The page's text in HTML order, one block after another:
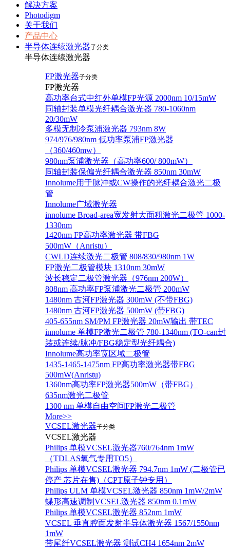
解决方案
Photodigm
关于我们
产品中心
半导体连续激光器子分类
半导体连续激光器
FP激光器子分类
FP激光器
高功率台式中红外单模FP光源 2000nm 10/15mW
同轴封装单模光纤耦合激光器 780-1060nm
20/30mW
多模无制冷泵浦激光器 793nm 8W
974/976/980nm 低功率泵浦FP激光器
（360/460mw）
980nm泵浦激光器（高功率600/ 800mW）
同轴封装保偏光纤耦合激光器 850nm 30mW
Innolume用于脉冲或CW操作的光纤耦合激光二极
管
Innolume广域激光器
innolume Broad-area宽发射大面积激光二极管 1000-
1330nm
1420nm FP高功率激光器 带FBG
500mW（Anristu）
CWLD连续激光二极管 808/830/980nm 1W
FP激光二极管模块 1310nm 30mW
波长稳定二极管激光器（976nm 200W）
808nm 高功率FP泵浦激光二极管 200mW
1480nm 古河FP激光器 300mW (不带FBG)
1480nm 古河FP激光器 500mW (带FBG)
405-655nm SM/PM FP激光器 20mW输出 带TEC
innolume 单模FP激光二极管 780-1340nm (TO-can封
装或连续/脉冲/FBG稳定型光纤耦合)
Innolume高功率宽区域二极管
1435-1465-1475nm FP高功率激光器带FBG
500mW(Anristu)
1360nm高功率FP激光器500mW（带FBG）
635nm激光二极管
1300 nm 单模自由空间FP激光二极管
More>>
VCSEL激光器子分类
VCSEL激光器
Philips 单模VCSEL激光器760/764nm 1mW
（TDLAS氧气专用TO5）
Philips 单模VCSEL激光器 794.7nm 1mW (二极管已
停产 芯片在售)（CPT原子钟专用）
Philips ULM 单模VCSEL激光器 850nm 1mW/2mW
蝶形高速调制VCSEL激光器 850nm 0.1mW
Philips 单模VCSEL激光器 852nm 1mW
VCSEL 垂直腔面发射半导体激光器 1567/1550nm
1mW
带尾纤VCSEL激光器 测试CH4 1654nm 2mW